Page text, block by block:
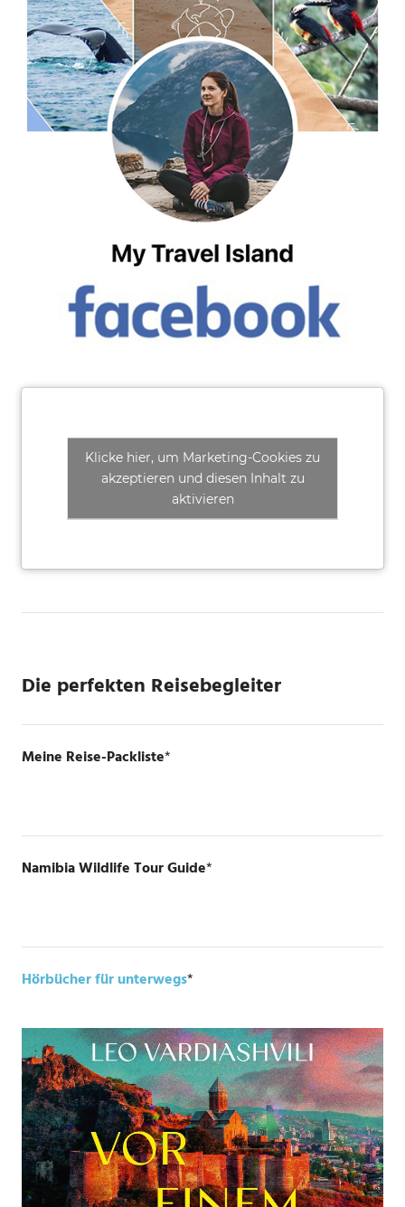
Klicke hier, um Marketing-Cookies zu
akzeptieren und diesen Inhalt zu
aktivieren
Die perfekten Reisebegleiter
Meine Reise-Packliste*
Namibia Wildlife Tour Guide*
Hörbücher für unterwegs*